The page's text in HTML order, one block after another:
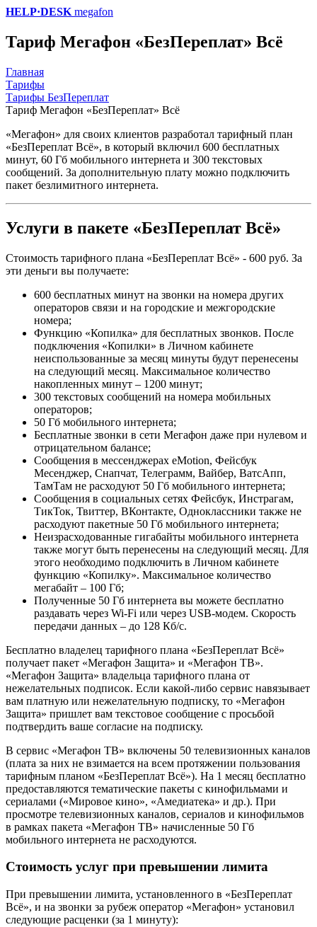
HELP·DESK megafon
Тариф Мегафон «БезПереплат» Всё
Главная
Тарифы
Тарифы БезПереплат
Тариф Мегафон «БезПереплат» Всё
«Мегафон» для своих клиентов разработал тарифный план
«БезПереплат Всё», в который включил 600 бесплатных
минут, 60 Гб мобильного интернета и 300 текстовых
сообщений. За дополнительную плату можно подключить
пакет безлимитного интернета.
Услуги в пакете «БезПереплат Всё»
Стоимость тарифного плана «БезПереплат Всё» - 600 руб. За
эти деньги вы получаете:
600 бесплатных минут на звонки на номера других
операторов связи и на городские и межгородские
номера;
Функцию «Копилка» для бесплатных звонков. После
подключения «Копилки» в Личном кабинете
неиспользованные за месяц минуты будут перенесены
на следующий месяц. Максимальное количество
накопленных минут – 1200 минут;
300 текстовых сообщений на номера мобильных
операторов;
50 Гб мобильного интернета;
Бесплатные звонки в сети Мегафон даже при нулевом и
отрицательном балансе;
Сообщения в мессенджерах eMotion, Фейсбук
Месенджер, Снапчат, Телеграмм, Вайбер, ВатсАпп,
ТамТам не расходуют 50 Гб мобильного интернета;
Сообщения в социальных сетях Фейсбук, Инстрагам,
ТикТок, Твиттер, ВКонтакте, Одноклассники также не
расходуют пакетные 50 Гб мобильного интернета;
Неизрасходованные гигабайты мобильного интернета
также могут быть перенесены на следующий месяц. Для
этого необходимо подключить в Личном кабинете
функцию «Копилку». Максимальное количество
мегабайт – 100 Гб;
Полученные 50 Гб интернета вы можете бесплатно
раздавать через Wi-Fi или через USB-модем. Скорость
передачи данных – до 128 Кб/с.
Бесплатно владелец тарифного плана «БезПереплат Всё»
получает пакет «Мегафон Защита» и «Мегафон ТВ».
«Мегафон Защита» владельца тарифного плана от
нежелательных подписок. Если какой-либо сервис навязывает
вам платную или нежелательную подписку, то «Мегафон
Защита» пришлет вам текстовое сообщение с просьбой
подтвердить ваше согласие на подписку.
В сервис «Мегафон ТВ» включены 50 телевизионных каналов
(плата за них не взимается на всем протяжении пользования
тарифным планом «БезПереплат Всё»). На 1 месяц бесплатно
предоставляются тематические пакеты с кинофильмами и
сериалами («Мировое кино», «Амедиатека» и др.). При
просмотре телевизионных каналов, сериалов и кинофильмов
в рамках пакета «Мегафон ТВ» начисленные 50 Гб
мобильного интернета не расходуются.
Стоимость услуг при превышении лимита
При превышении лимита, установленного в «БезПереплат
Всё», и на звонки за рубеж оператор «Мегафон» установил
следующие расценки (за 1 минуту):